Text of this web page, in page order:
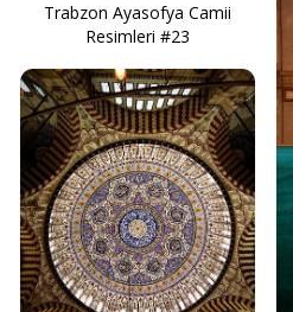
Trabzon Ayasofya Camii
Resimleri #23